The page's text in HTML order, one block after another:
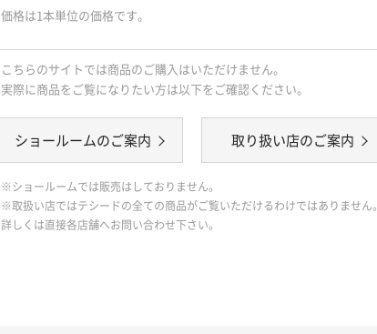
価格は1本単位の価格です。
こちらのサイトでは商品のご購入はいただけません。
実際に商品をご覧になりたい方は以下をご確認ください。
ショールームのご案内 取り扱い店のご案内
※ショールームでは販売はしておりません。
※取扱い店ではテシードの全ての商品がご覧いただけるわけではありません。
詳しくは直接各店舗へお問い合わせ下さい。